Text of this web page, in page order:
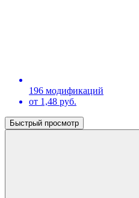
196 модификаций
от 1,48 руб.
Быстрый просмотр